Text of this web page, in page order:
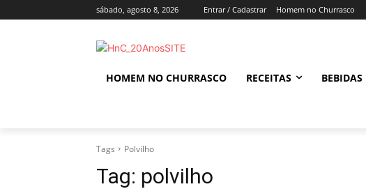
sábado, agosto 8, 2026 Entrar / Cadastrar Homem no Churrasco
HOMEM NO CHURRASCO RECEITAS BEBIDAS
Tags Polvilho
Tag: polvilho